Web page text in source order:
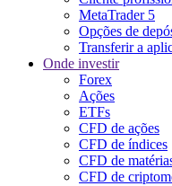
MetaTrader 5
Opções de
Transferir a
Onde investir
Forex
Ações
ETFs
CFD de ações
CFD de índices
CFD de
CFD de